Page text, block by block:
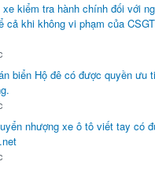
xe kiểm tra hành chính đối với
cả khi không vi phạm của
biển Hộ đê có được quyền ưu
nhượng xe ô tô viết tay có